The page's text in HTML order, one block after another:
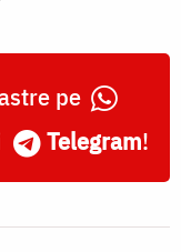
pe
Telegram!